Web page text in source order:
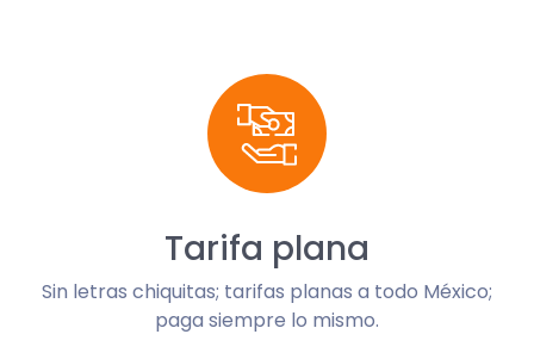
Tarifa plana
Sin letras chiquitas; tarifas planas a todo México;
paga siempre lo mismo.